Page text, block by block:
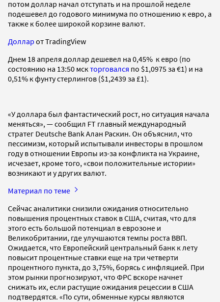
потом доллар начал отступать и на прошлой неделе
подешевел до годового минимума по отношению к евро, а
также к более широкой корзине валют.
Доллар от TradingView
Днем 18 апреля доллар дешевел на 0,45% к евро (по
состоянию на 13:50 мскторговался по $1,0975 за €1) и на
0,51% к фунту стерлингов ($1,2439 за £1).
«У доллара был фантастический рост, но ситуация начала
меняться», — сообщил FT главный международный
стратег Deutsche Bank Алан Раскин. Он объяснил, что
пессимизм, который испытывали инвесторы в прошлом
году в отношении Европы из-за конфликта на Украине,
исчезает, кроме того, «свои положительные истории»
возникают и у других валют.
Материал по теме
Сейчас аналитики снизили ожидания относительно
повышения процентных ставок в США, считая, что для
этого есть большой потенциал в еврозоне и
Великобритании, где улучшаются темпы роста ВВП.
Ожидается, что Европейский центральный банк к лету
повысит процентные ставки еще на три четверти
процентного пункта, до 3,75%, борясь с инфляцией. При
этом рынки прогнозируют, что ФРС вскоре начнет
снижать их, если растущие ожидания рецессии в США
подтвердятся. «По сути, обменные курсы являются